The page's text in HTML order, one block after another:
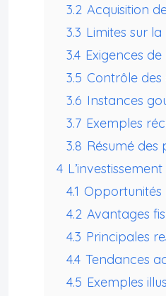
3.2 Acquisition
3.3 Limites sur
3.4 Exigences
3.5 Contrôle
3.6 Instances
3.7 Exemples
3.8 Résumé des
4
4.1 Opportunités
4.2 Avantages
4.3 Principales
4.4 Tendances
4.5 Exemples